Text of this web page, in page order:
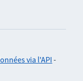
via l'API -